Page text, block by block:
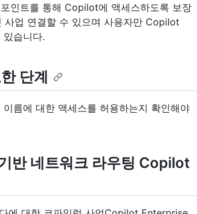
인트를 통해 Copilot에 액세스하도록 보장
사업 연결할 수 있으며 사용자만 Copilot
습니다.
단계
름에 대한 액세스를 허용하는지 확인해야
반 네트워크 라우팅 Copilot